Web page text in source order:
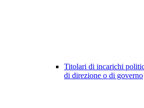
Titolari di incarichi
di direzione o di governo